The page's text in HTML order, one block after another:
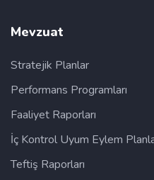
Mevzuat
Stratejik Planlar
Performans Programları
Faaliyet Raporları
İç Kontrol Uyum Eylem
Teftiş Raporları